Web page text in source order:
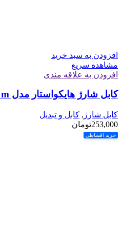
افزودن به سبد خرید
مشاهده سریع
افزودن به علاقه مندی
کابل شارژ هایکواستار مدل HS-101m
کابل شارژ , کابل و تبدیل
253,000تومان
خرید اقساطی